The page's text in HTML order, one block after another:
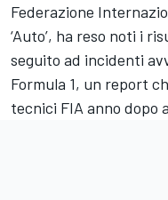
Federazione
‘Auto’, ha reso noti i
seguito ad incidenti
Formula 1, un report
tecnici FIA anno dopo